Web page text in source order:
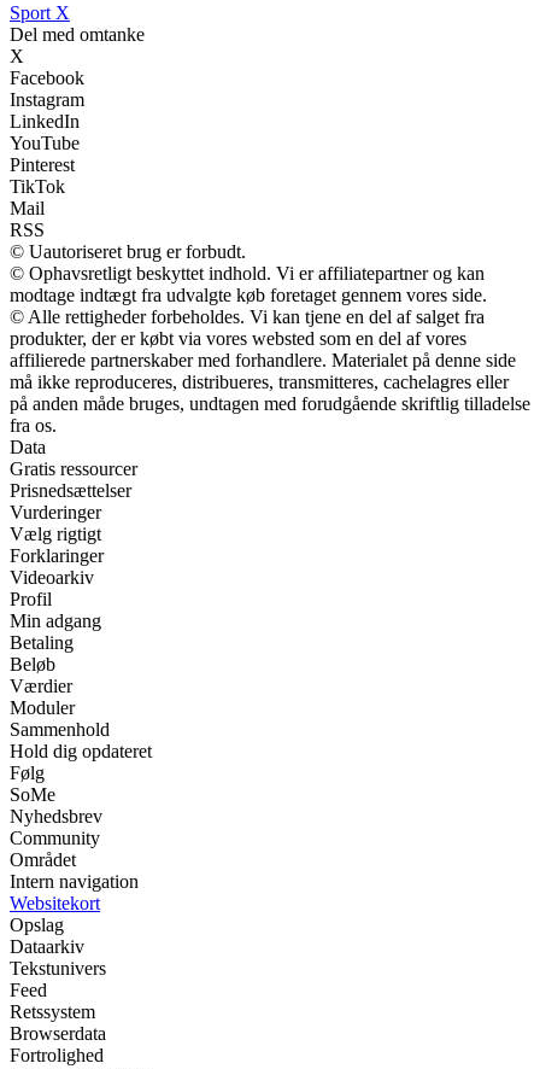
Sport X
Del med omtanke
X
Facebook
Instagram
LinkedIn
YouTube
Pinterest
TikTok
Mail
RSS
© Uautoriseret brug er forbudt.
© Ophavsretligt beskyttet indhold. Vi er affiliatepartner og kan
modtage indtægt fra udvalgte køb foretaget gennem vores side.
© Alle rettigheder forbeholdes. Vi kan tjene en del af salget fra
produkter, der er købt via vores websted som en del af vores
affilierede partnerskaber med forhandlere. Materialet på denne side
må ikke reproduceres, distribueres, transmitteres, cachelagres eller
på anden måde bruges, undtagen med forudgående skriftlig tilladelse
fra os.
Data
Gratis ressourcer
Prisnedsættelser
Vurderinger
Vælg rigtigt
Forklaringer
Videoarkiv
Profil
Min adgang
Betaling
Beløb
Værdier
Moduler
Sammenhold
Hold dig opdateret
Følg
SoMe
Nyhedsbrev
Community
Området
Intern navigation
Websitekort
Opslag
Dataarkiv
Tekstunivers
Feed
Retssystem
Browserdata
Fortrolighed